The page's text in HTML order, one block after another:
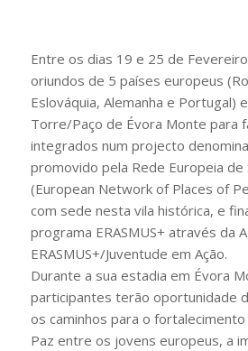
Entre os dias 19 e 25 de
oriundos de 5 países europeus
Eslováquia, Alemanha e Portugal)
Torre/Paço de Évora Monte para
integrados num projecto
promovido pela Rede Europeia de
(European Network of Places of
com sede nesta vila histórica, e
programa ERASMUS+ através da
ERASMUS+/Juventude em Ação.
Durante a sua estadia em Évora
participantes terão oportunidade
os caminhos para o
Paz entre os jovens europeus, a